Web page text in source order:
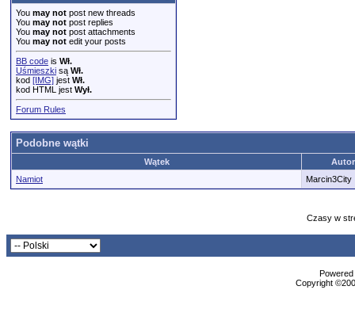
You may not post new threads
You may not post replies
You may not post attachments
You may not edit your posts
BB code is Wł.
Uśmieszki są Wł.
kod [IMG] jest Wł.
kod HTML jest Wył.
Forum Rules
Podobne wątki
Wątek
Namiot
Marcin3City
Czasy w
Copyright